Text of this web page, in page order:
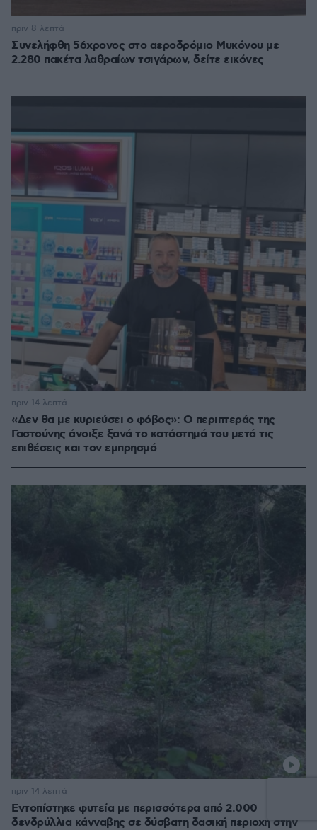
Συνελήφθη 56χρονος στο αεροδρόμιο Μυκόνου με
2.280 πακέτα λαθραίων τσιγάρων, δείτε εικόνες
πριν 8 λεπτά
«Δεν θα με κυριεύσει ο φόβος»: Ο περιπτεράς της
Γαστούνης άνοιξε ξανά το κατάστημά του μετά τις
επιθέσεις και τον εμπρησμό
πριν 14 λεπτά
Εντοπίστηκε φυτεία με περισσότερα από 2.000
δενδρύλλια κάνναβης σε δύσβατη δασική περιοχή στην
πριν 14 λεπτά